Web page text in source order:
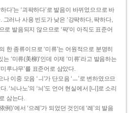
다’는 ‘괴팍하다’로 발음이 바뀌었으므로 바
그러나 사용 빈도가 낮은 ‘강퍅하다, 퍅하다,
으로 발음되지 않으므로 ‘퍅’이 아직도 표준어
한 종류이므로 ‘미류’는 어원적으로 분명히
‘미류(美柳)’인데 이제 ‘미류’라고 발음하는
루나무’를 표준어로 삼았다.
나 이중 모음 ‘ㅢ’가 단모음 ‘ㅡ’로 변하였으므
. ‘늬나노’의 ‘늬’도 언어 현실에서 [니]로 소리
삼는다.
例)’에서 ‘으례’가 되었던 것인데 ‘례’의 발음